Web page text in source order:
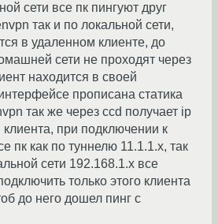
сети все пк пингуют друг
так и по локальной сети,
в удаленном клиенте, до
сети не проходят через
находится в своей
прописана статика
так же через ccd получает ip
при подключении к
пк как по туннелю 11.1.1.х, так
сети 192.168.1.x все
только этого клиента
до него дошел пинг с